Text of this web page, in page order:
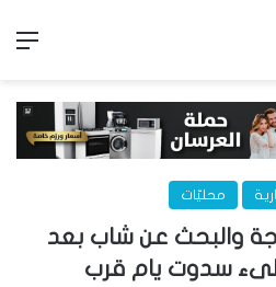
محليّات
والبحث عن شاب بعد
سدوت يام قرب